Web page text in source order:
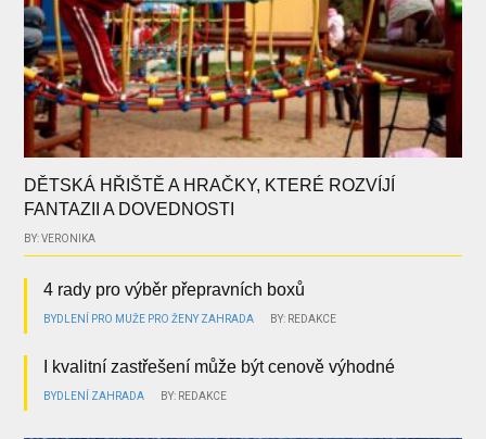
DĚTSKÁ HŘIŠTĚ A HRAČKY, KTERÉ ROZVÍJÍ
FANTAZII A DOVEDNOSTI
BY: VERONIKA
4 rady pro výběr přepravních boxů
BYDLENÍ PRO MUŽE PRO ŽENY ZAHRADA BY: REDAKCE
I kvalitní zastřešení může být cenově výhodné
BYDLENÍ ZAHRADA BY: REDAKCE